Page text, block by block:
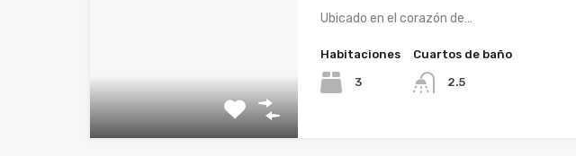
Ubicado en el corazón de…
Habitaciones
3
Cuartos de baño
2.5